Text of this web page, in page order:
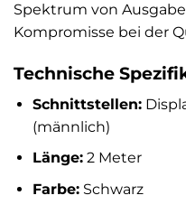
Spektrum von
Kompromisse bei der
Technische
Schnittstellen:
(männlich)
Länge:2 Meter
Farbe:Schwarz